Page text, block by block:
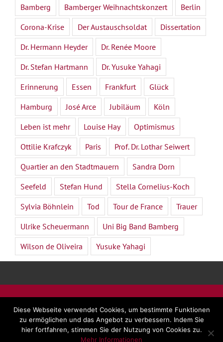
Bamberg
Bamberger Weihnachtskonzert
Berlin
Corona-Krise
Der Austauschsoldat
Dissertation
Dr. Hermann Heyder
Dr. Renée Moore
Dr. Stefan Hartmann
Dr. Yusuke Yahagi
Erinnerung
Essen Frankfurt
Glück
Hamburg
José Arce Jubiläum
Köln
Leben ist mehr
Louise Hay
Optimismus
Ottilie Krafczyk
Paris
Prof. Dr. Lothar Seiwert
Quartier an den Stadtmauern
Sandra Dorn
Seefeld
Stefan Hund
Stella Cornelius-Koch
Sylvia Böhnlein
Tod Tour de France
Trauer
Ulrike Scheuermann
Uni Big Band Bamberg
Wilson de Oliveira
Yusuke Yahagi
©2026 - Dr. Beate Forsbach |Impressum|AGB|
Datenschutz
Diese Webseite verwendet Cookies, um bestimmte Funktionen
zu ermöglichen und das Angebot zu verbessern. Indem Sie
hier fortfahren, stimmen Sie der Nutzung von Cookies zu.
Mehr Informationen